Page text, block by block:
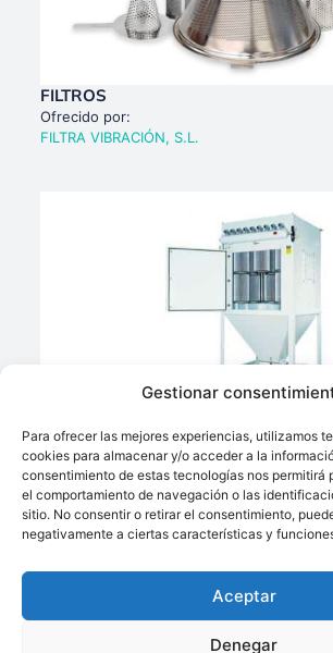
Gestionar
Para ofrecer las mejores experiencias, utilizamos
cookies para almacenar y/o acceder a la
consentimiento de estas tecnologías nos permitirá
el comportamiento de navegación o las
sitio. No consentir o retirar el consentimiento,
negativamente a ciertas características y
Aceptar
Denegar
FILTROS
Ofrecido por:
FILTRA VIBRACIÓN, S.L.
Ofrecido por:
CAPERVA
Techsolids está
+34 93